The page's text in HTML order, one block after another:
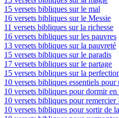
15 versets bibliques sur le mal
16 versets bibliques sur le Messie
11 versets bibliques sur la richesse
16 versets bibliques sur les pauvres
13 versets bibliques sur la pauvreté
15 versets bibliques sur le paradis
17 versets bibliques sur le partage
15 versets bibliques sur la
10 versets bibliques essentiels pour
10 versets bibliques pour dormir
10 versets bibliques pour remercier
10 versets bibliques pour sortir de